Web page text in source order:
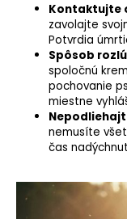
Kontaktujte
zavolajte
Potvrdia
Spôsob
spoločnú
pochovanie
miestne
nemusíte
čas